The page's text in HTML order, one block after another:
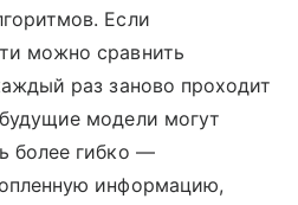
Если
можно сравнить
раз заново проходит
модели могут
более гибко —
информацию,